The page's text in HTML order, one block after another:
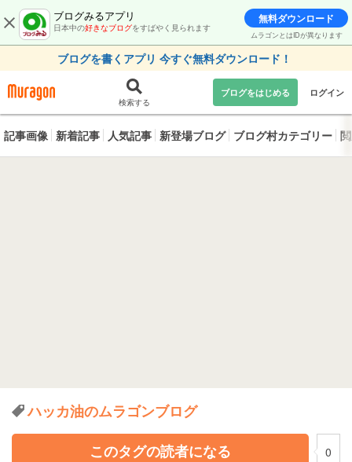
ブログみるアプリ
日本中の好きなブログをすばやく見られます
無料ダウンロード
ムラゴンとはIDが異なります
ブログを書くアプリ 今すぐ無料ダウンロード！
検索する
ブログをはじめる ログイン
記事画像 新着記事 人気記事 新登場ブログ ブログ村カテゴリー
ハッカ油のムラゴンブログ
このタグの読者になる
0